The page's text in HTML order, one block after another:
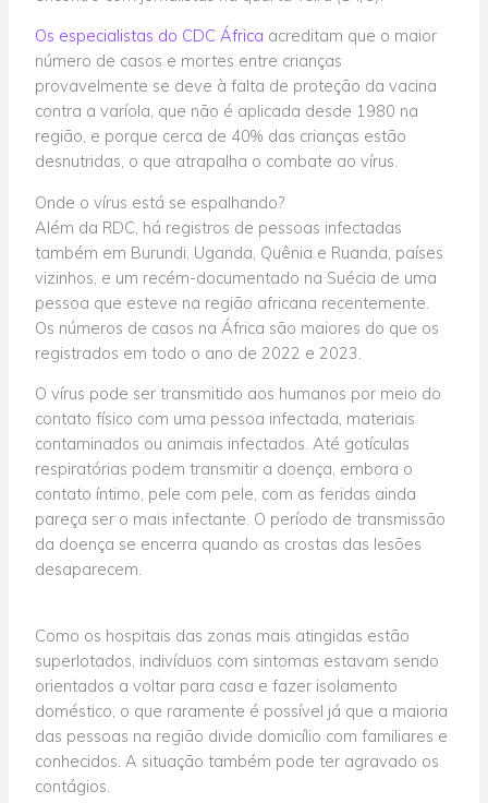
Os especialistas do CDC África acreditam que o maior
número de casos e mortes entre crianças
provavelmente se deve à falta de proteção da vacina
contra a varíola, que não é aplicada desde 1980 na
região, e porque cerca de 40% das crianças estão
desnutridas, o que atrapalha o combate ao vírus.
Onde o vírus está se espalhando?
Além da RDC, há registros de pessoas infectadas
também em Burundi, Uganda, Quênia e Ruanda, países
vizinhos, e um recém-documentado na Suécia de uma
pessoa que esteve na região africana recentemente.
Os números de casos na África são maiores do que os
registrados em todo o ano de 2022 e 2023.
O vírus pode ser transmitido aos humanos por meio do
contato físico com uma pessoa infectada, materiais
contaminados ou animais infectados. Até gotículas
respiratórias podem transmitir a doença, embora o
contato íntimo, pele com pele, com as feridas ainda
pareça ser o mais infectante. O período de transmissão
da doença se encerra quando as crostas das lesões
desaparecem.
Como os hospitais das zonas mais atingidas estão
superlotados, indivíduos com sintomas estavam sendo
orientados a voltar para casa e fazer isolamento
doméstico, o que raramente é possível já que a maioria
das pessoas na região divide domicílio com familiares e
conhecidos. A situação também pode ter agravado os
contágios.